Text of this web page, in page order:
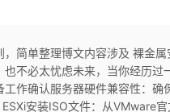
，简单整理博文内容涉及 裸金
不必太忧虑未来，当你经历
作确认服务器硬件兼容性：确
安装ISO文件：从VMware